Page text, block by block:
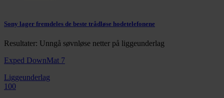
Sony lager fremdeles de beste trådløse hodetelefonene
Resultater: Unngå søvnløse netter på liggeunderlag
Exped DownMat 7
Liggeunderlag
100